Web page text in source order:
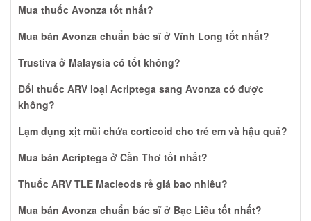
Mua thuốc Avonza tốt nhất?
Mua bán Avonza chuẩn bác sĩ ở Vĩnh Long tốt nhất?
Trustiva ở Malaysia có tốt không?
Đổi thuốc ARV loại Acriptega sang Avonza có được
không?
Lạm dụng xịt mũi chứa corticoid cho trẻ em và hậu quả?
Mua bán Acriptega ở Cần Thơ tốt nhất?
Thuốc ARV TLE Macleods rẻ giá bao nhiêu?
Mua bán Avonza chuẩn bác sĩ ở Bạc Liêu tốt nhất?